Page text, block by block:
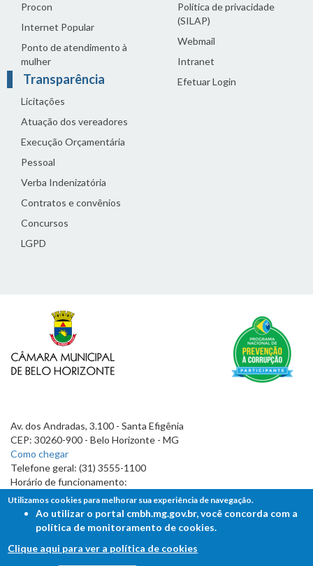
Procon
Internet Popular
Ponto de atendimento à
mulher
Transparência
Licitações
Atuação dos vereadores
Execução Orçamentária
Pessoal
Verba Indenizatória
Contratos e convênios
Concursos
LGPD
Política de privacidade
(SILAP)
Webmail
Intranet
Efetuar Login
Av. dos Andradas, 3.100 - Santa Efigênia
CEP: 30260-900 - Belo Horizonte - MG
Como chegar
Telefone geral: (31) 3555-1100
Horário de funcionamento:
7h às 19h
Utilizamos cookies para melhorar sua experiência de navegação.
Ao utilizar o portal cmbh.mg.gov.br, você concorda com a
política de monitoramento de cookies.
Clique aqui para ver a política de cookies